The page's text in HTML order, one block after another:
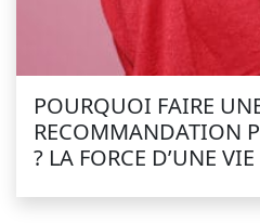
POURQUOI FAIRE
RECOMMANDATION
? LA FORCE D’UNE